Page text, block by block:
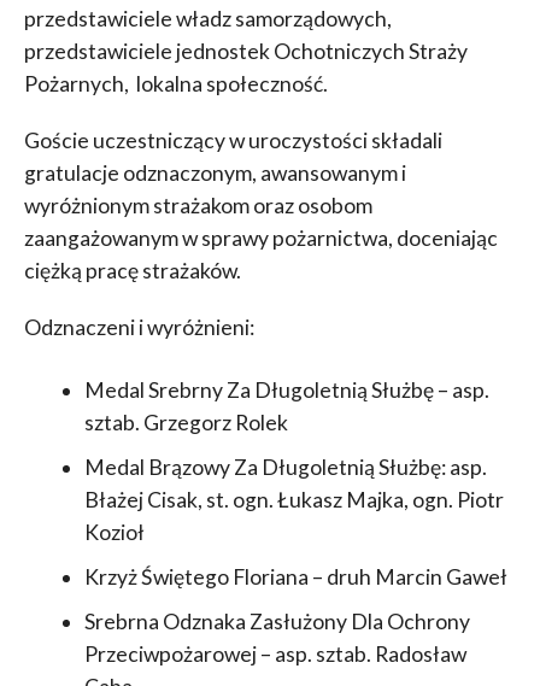
przedstawiciele władz samorządowych,
przedstawiciele jednostek Ochotniczych Straży
Pożarnych, lokalna społeczność.
Goście uczestniczący w uroczystości składali
gratulacje odznaczonym, awansowanym i
wyróżnionym strażakom oraz osobom
zaangażowanym w sprawy pożarnictwa, doceniając
ciężką pracę strażaków.
Odznaczeni i wyróżnieni:
Medal Srebrny Za Długoletnią Służbę – asp.
sztab. Grzegorz Rolek
Medal Brązowy Za Długoletnią Służbę: asp.
Błażej Cisak, st. ogn. Łukasz Majka, ogn. Piotr
Kozioł
Krzyż Świętego Floriana – druh Marcin Gaweł
Srebrna Odznaka Zasłużony Dla Ochrony
Przeciwpożarowej – asp. sztab. Radosław